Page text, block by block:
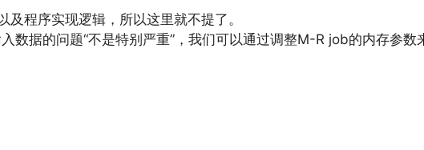
程序实现逻辑，所以这里就不提了。
数据的问题“不是特别严重”，我们可以通过调整M-R job的内存参数